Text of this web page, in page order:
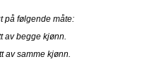
på følgende måte:
av begge kjønn.
av samme kjønn.